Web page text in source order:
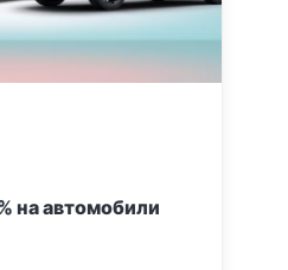
на автомобили